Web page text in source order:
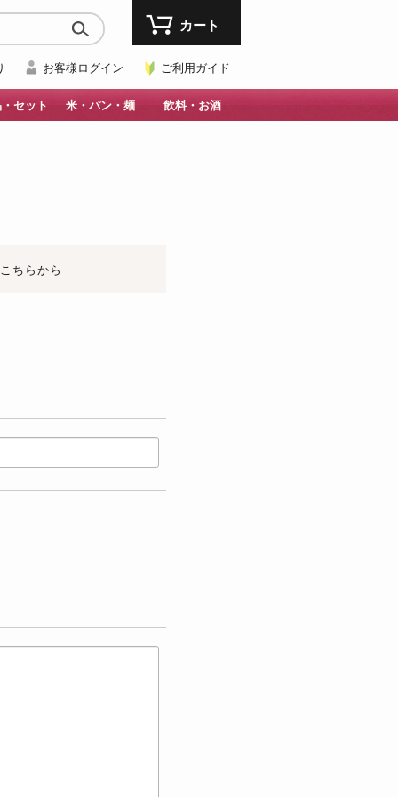
お客様ログイン ご利用ガイド
カート
セット 米・パン・麺 飲料・お酒
ちらから